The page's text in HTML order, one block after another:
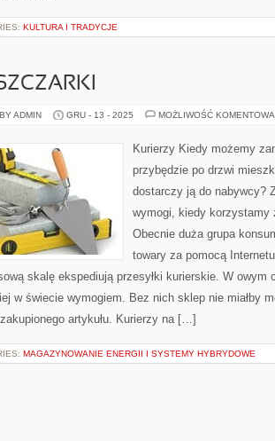
KULTURA I TRADYCJE
ADMIN GRU - 13 - 2025 MOŻLIWOŚĆ
Kurierzy Kiedy możemy
przybędzie po drzwi
dostarczy ją do nabywcy?
wymogi, kiedy korzystamy
Obecnie duża grupa
towary za pomocą
skalę ekspediują przesyłki kurierskie. W owym
w świecie wymogiem. Bez nich sklep nie miałby
artykułu. Kurierzy na […]
MAGAZYNOWANIE ENERGII I SYSTEMY HYBRYDOWE